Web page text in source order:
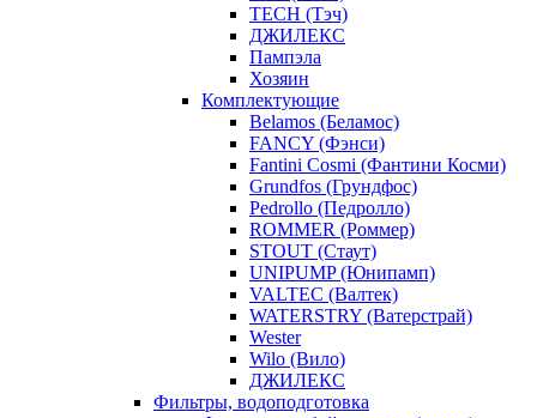
TECH (Тэч)
ДЖИЛЕКС
Пампэла
Хозяин
Комплектующие
Belamos (Беламос)
FANCY (Фэнси)
Fantini Cosmi (Фантини Косми)
Grundfos (Грундфос)
Pedrollo (Педролло)
ROMMER (Роммер)
STOUT (Стаут)
UNIPUMP (Юнипамп)
VALTEC (Валтек)
WATERSTRY (Ватерстрай)
Wester
Wilo (Вило)
ДЖИЛЕКС
Фильтры, водоподготовка